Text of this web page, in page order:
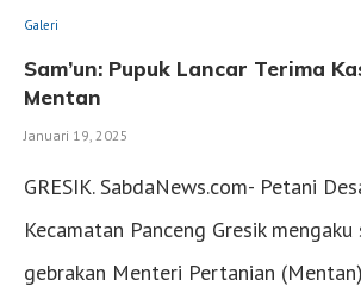
Galeri
Sam’un: Pupuk Lancar Terima
Mentan
Januari 19, 2025
GRESIK. SabdaNews.com- Petani
Kecamatan Panceng Gresik
gebrakan Menteri Pertanian